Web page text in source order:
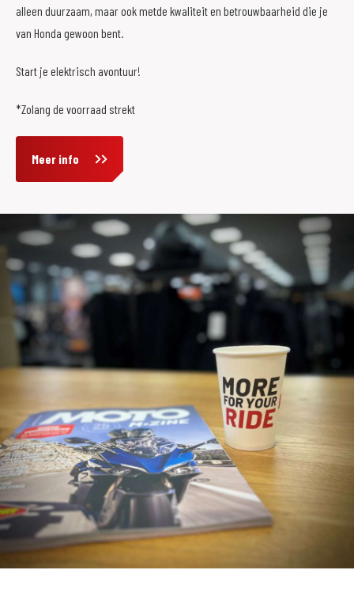
alleen duurzaam, maar ook metde kwaliteit en betrouwbaarheid die je
van Honda gewoon bent.
Start je elektrisch avontuur!
*Zolang de voorraad strekt
Meer info